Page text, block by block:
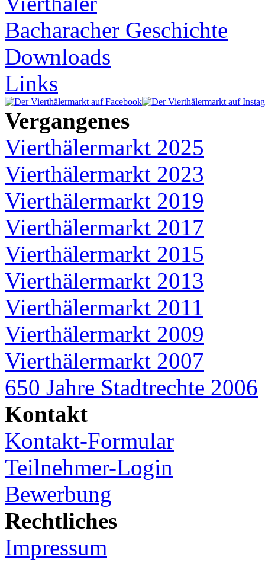
Bacharacher Geschichte
Downloads
Links
Vergangenes
Vierthälermarkt 2025
Vierthälermarkt 2023
Vierthälermarkt 2019
Vierthälermarkt 2017
Vierthälermarkt 2015
Vierthälermarkt 2013
Vierthälermarkt 2011
Vierthälermarkt 2009
Vierthälermarkt 2007
650 Jahre Stadtrechte 2006
Kontakt
Kontakt-Formular
Teilnehmer-Login
Bewerbung
Rechtliches
Impressum